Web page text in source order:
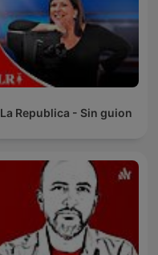
La Republica - Sin guion